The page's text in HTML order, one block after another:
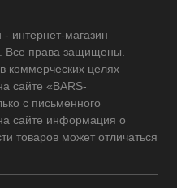
интернет-магазин
Все права защищены.
коммерческих целях
сайте «BARS-
с письменного
сайте информация о
товаров может отличаться